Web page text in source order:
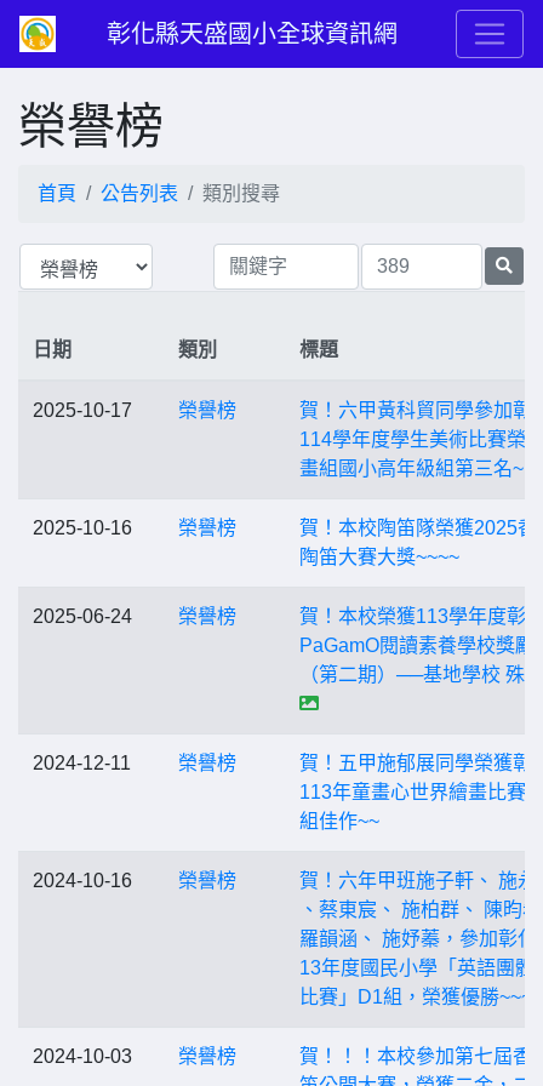
彰化縣天盛國小全球資訊網
榮譽榜
首頁 公告列表 類別搜尋
日期 類別 標題
2025-10-17 榮譽榜
賀！六甲黃科貿同學參加彰
114學年度學生美術比賽榮
畫組國小高年級組第三名~
2025-10-16 榮譽榜
賀！本校陶笛隊榮獲2025香
陶笛大賽大獎~~~~
2025-06-24 榮譽榜
賀！本校榮獲113學年度彰
PaGamO閱讀素養學校獎勵
（第二期）──基地學校 殊
2024-12-11 榮譽榜
賀！五甲施郁展同學榮獲彰
113年童畫心世界繪畫比賽
組佳作~~
2024-10-16 榮譽榜
賀！六年甲班施子軒、 施永
、蔡東宸、 施柏群、 陳昀
羅韻涵、 施妤蓁，參加彰化
13年度國民小學「英語團體
比賽」D1組，榮獲優勝~~~
2024-10-03 榮譽榜
賀！！！本校參加第七屆香